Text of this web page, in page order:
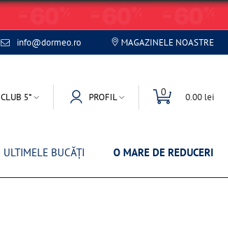
info@dormeo.ro MAGAZINELE NOASTRE
CLUB 5* PROFIL 0 0.00 lei
ULTIMELE BUCĂȚI O MARE DE REDUCERI